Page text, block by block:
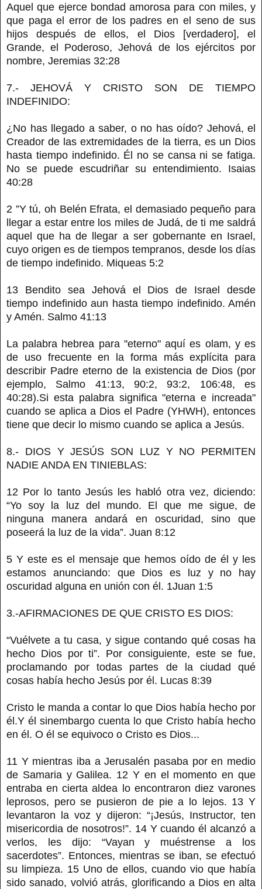
Aquel que ejerce bondad amorosa para con miles, y
que paga el error de los padres en el seno de sus
hijos después de ellos, el Dios [verdadero], el
Grande, el Poderoso, Jehová de los ejércitos por
nombre, Jeremias 32:28
7.- JEHOVÁ Y CRISTO SON DE TIEMPO
INDEFINIDO:
¿No has llegado a saber, o no has oído? Jehová, el
Creador de las extremidades de la tierra, es un Dios
hasta tiempo indefinido. Él no se cansa ni se fatiga.
No se puede escudriñar su entendimiento. Isaias
40:28
2 ”Y tú, oh Belén Efrata, el demasiado pequeño para
llegar a estar entre los miles de Judá, de ti me saldrá
aquel que ha de llegar a ser gobernante en Israel,
cuyo origen es de tiempos tempranos, desde los días
de tiempo indefinido. Miqueas 5:2
13 Bendito sea Jehová el Dios de Israel desde
tiempo indefinido aun hasta tiempo indefinido. Amén
y Amén. Salmo 41:13
La palabra hebrea para "eterno" aquí es olam, y es
de uso frecuente en la forma más explícita para
describir Padre eterno de la existencia de Dios (por
ejemplo, Salmo 41:13, 90:2, 93:2, 106:48, es
40:28).Si esta palabra significa "eterna e increada"
cuando se aplica a Dios el Padre (YHWH), entonces
tiene que decir lo mismo cuando se aplica a Jesús.
8.- DIOS Y JESÚS SON LUZ Y NO PERMITEN
NADIE ANDA EN TINIEBLAS:
12 Por lo tanto Jesús les habló otra vez, diciendo:
“Yo soy la luz del mundo. El que me sigue, de
ninguna manera andará en oscuridad, sino que
poseerá la luz de la vida”. Juan 8:12
5 Y este es el mensaje que hemos oído de él y les
estamos anunciando: que Dios es luz y no hay
oscuridad alguna en unión con él. 1Juan 1:5
3.-AFIRMACIONES DE QUE CRISTO ES DIOS:
“Vuélvete a tu casa, y sigue contando qué cosas ha
hecho Dios por ti”. Por consiguiente, este se fue,
proclamando por todas partes de la ciudad qué
cosas había hecho Jesús por él. Lucas 8:39
Cristo le manda a contar lo que Dios había hecho por
él.Y él sinembargo cuenta lo que Cristo había hecho
en él. O él se equivoco o Cristo es Dios...
11 Y mientras iba a Jerusalén pasaba por en medio
de Samaria y Galilea. 12 Y en el momento en que
entraba en cierta aldea lo encontraron diez varones
leprosos, pero se pusieron de pie a lo lejos. 13 Y
levantaron la voz y dijeron: “¡Jesús, Instructor, ten
misericordia de nosotros!”. 14 Y cuando él alcanzó a
verlos, les dijo: “Vayan y muéstrense a los
sacerdotes”. Entonces, mientras se iban, se efectuó
su limpieza. 15 Uno de ellos, cuando vio que había
sido sanado, volvió atrás, glorificando a Dios en alta